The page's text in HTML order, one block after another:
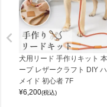
犬用リード 手作りキット
ープ レザークラフト DIY
メイド 初心者 7F
¥6,200(税込)